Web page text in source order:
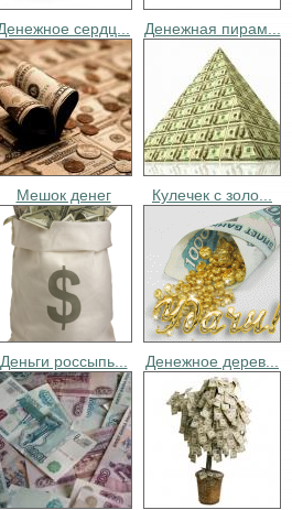
сердц... Денежная пирам...
Мешок денег Кулечек с золо...
Деньги россыпь... Денежное дерев...